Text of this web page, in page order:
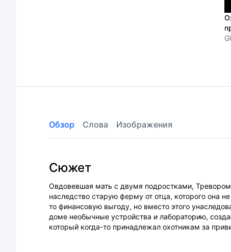
Обзор Слова Изображения
Сюжет
Овдовевшая мать с двумя подростками,
наследство старую ферму от отца, которого она
то финансовую выгоду, но вместо этого
доме необычные устройства и лабораторию,
который когда-то принадлежал охотникам за